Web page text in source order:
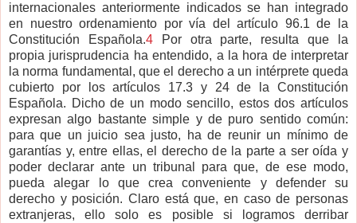
internacionales anteriormente indicados se han integrado
en nuestro ordenamiento por vía del artículo 96.1 de la
Constitución Española.4Por otra parte, resulta que la
propia jurisprudencia ha entendido, a la hora de interpretar
la norma fundamental, que el derecho a un intérprete queda
cubierto por los artículos 17.3 y 24 de la Constitución
Española. Dicho de un modo sencillo, estos dos artículos
expresan algo bastante simple y de puro sentido común:
para que un juicio sea justo, ha de reunir un mínimo de
garantías y, entre ellas, el derecho de la parte a ser oída y
poder declarar ante un tribunal para que, de ese modo,
pueda alegar lo que crea conveniente y defender su
derecho y posición. Claro está que, en caso de personas
extranjeras, ello solo es posible si logramos derribar